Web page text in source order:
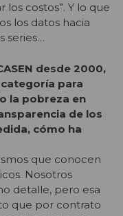
los costos”. Y lo que
los datos hacia
series…
desde 2000,
para
la pobreza en
de los
cómo ha
que conocen
Nosotros
detalle, pero esa
que por contrato